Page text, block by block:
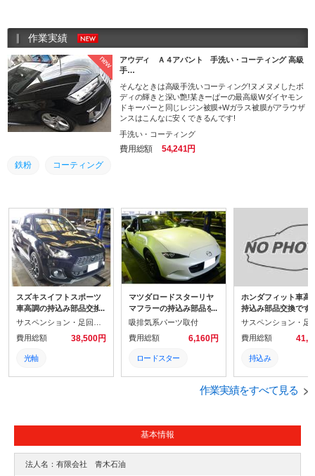
作業実績
new
アウディ Ａ４アバント 手洗い・コーティング 高級
手…
そんなときは高級手洗いコーティング!ヌメヌメしたボ
ディの輝きと深い艶!某きーぱーの最高級Wダイヤモン
ドキーパーと同じレジン被膜+Wガラス被膜がアラウザ
ンスはこんなに安くできるんです!
手洗い・コーティング
費用総額
54,241円
鉄粉
コーティング
スズキスイフトスポーツ
車高調の持込み部品交換
です。スタビライザーリ
ン、ヘッドライト光軸も
調整です。前回は持込み
のマフラー交換していた
だきました。カードのお
費用総額
38,500円
光軸
持込み
マツダロードスターリヤ
マフラーの持込み部品を
交換します。ガソリン満
します。20KM以上お乗り
車時に当店での給油をお
約束させていただいてい
吸排気系パーツ取付
費用総額
6,160円
ロードスター
取付
持込み
ホンダフィット車高
持込み部品交換です
と、ショックアブソ
た。カードのお支払
OKです。ガソリン
代車も無料でお貸し
す。ご利用ありがと
ざいました。
費用総額
持込み
交換
作業実績をすべて見る
基本情報
法人名：有限会社 青木石油